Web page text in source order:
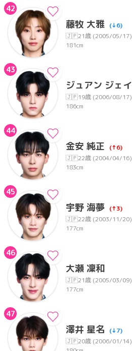
42
藤牧 大雅 (↓6)
🇯🇵21歳 (2005/05/17)
181cm
43
ジュアン ジェイ
🇯🇵19歳 (2006/08/17)
186cm
44
金安 純正
(↑6)
🇯🇵22歳 (2004/04/16)
183cm
45
宇野 海夢 (↑3)
🇯🇵22歳 (2003/11/20)
177cm
46
大瀬 凜和
🇯🇵21歳 (2005/03/09)
177cm
47
澤井 星名
(↓7)
🇯🇵20歳 (2006/01/14)